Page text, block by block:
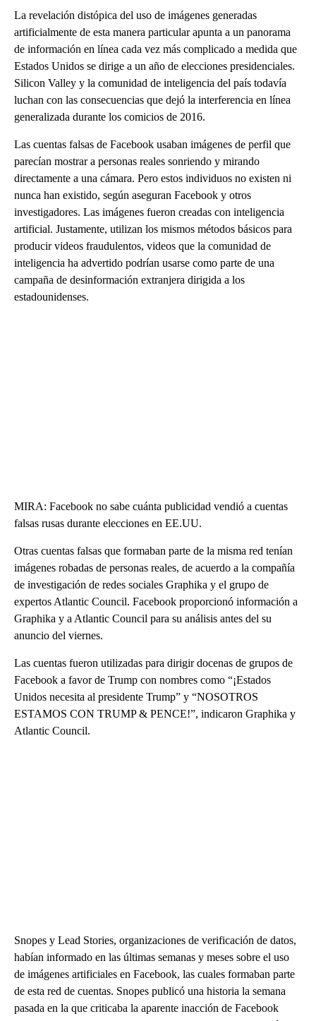
La revelación distópica del uso de imágenes generadas
artificialmente de esta manera particular apunta a un panorama
de información en línea cada vez más complicado a medida que
Estados Unidos se dirige a un año de elecciones presidenciales.
Silicon Valley y la comunidad de inteligencia del país todavía
luchan con las consecuencias que dejó la interferencia en línea
generalizada durante los comicios de 2016.
Las cuentas falsas de Facebook usaban imágenes de perfil que
parecían mostrar a personas reales sonriendo y mirando
directamente a una cámara. Pero estos individuos no existen ni
nunca han existido, según aseguran Facebook y otros
investigadores. Las imágenes fueron creadas con inteligencia
artificial. Justamente, utilizan los mismos métodos básicos para
producir videos fraudulentos, videos que la comunidad de
inteligencia ha advertido podrían usarse como parte de una
campaña de desinformación extranjera dirigida a los
estadounidenses.
MIRA: Facebook no sabe cuánta publicidad vendió a cuentas
falsas rusas durante elecciones en EE.UU.
Otras cuentas falsas que formaban parte de la misma red tenían
imágenes robadas de personas reales, de acuerdo a la compañía
de investigación de redes sociales Graphika y el grupo de
expertos Atlantic Council. Facebook proporcionó información a
Graphika y a Atlantic Council para su análisis antes del su
anuncio del viernes.
Las cuentas fueron utilizadas para dirigir docenas de grupos de
Facebook a favor de Trump con nombres como “¡Estados
Unidos necesita al presidente Trump” y “NOSOTROS
ESTAMOS CON TRUMP & PENCE!”, indicaron Graphika y
Atlantic Council.
Snopes y Lead Stories, organizaciones de verificación de datos,
habían informado en las últimas semanas y meses sobre el uso
de imágenes artificiales en Facebook, las cuales formaban parte
de esta red de cuentas. Snopes publicó una historia la semana
pasada en la que criticaba la aparente inacción de Facebook